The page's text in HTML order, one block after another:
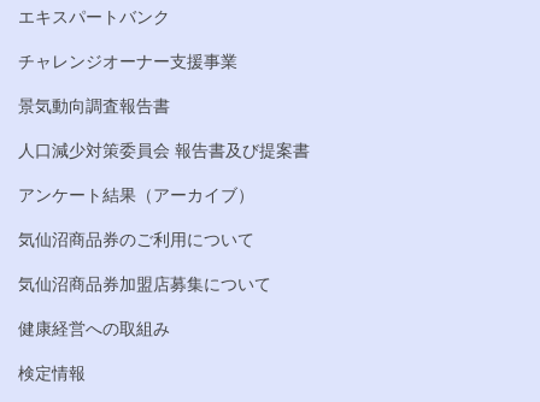
エキスパートバンク
チャレンジオーナー支援事業
景気動向調査報告書
人口減少対策委員会 報告書及び提案書
アンケート結果（アーカイブ）
気仙沼商品券のご利用について
気仙沼商品券加盟店募集について
健康経営への取組み
検定情報